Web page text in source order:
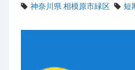
神奈川県 相模原市緑区
短